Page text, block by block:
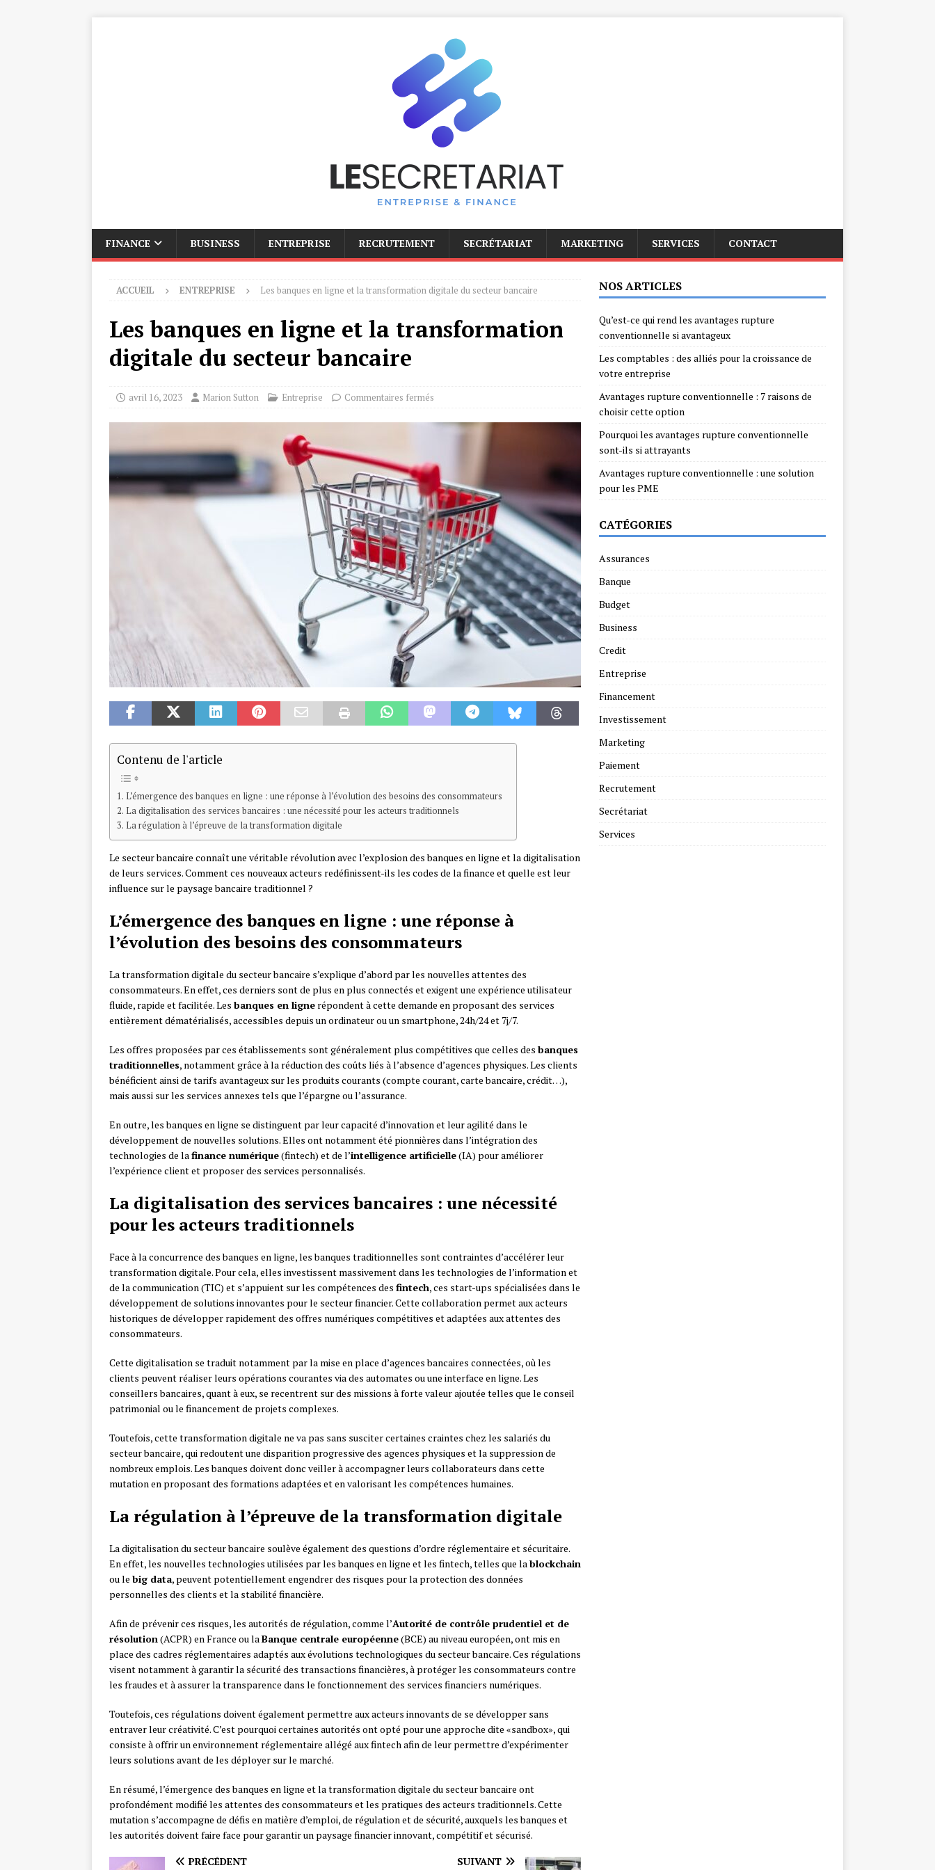
FINANCE BUSINESS ENTREPRISE RECRUTEMENT SECRÉTARIAT MARKETING SERVICES CONTACT
ACCUEIL ENTREPRISE Les banques en ligne et la transformation digitale du secteur bancaire
Les banques en ligne et la transformation
digitale du secteur bancaire
avril 16, 2023 Marion Sutton Entreprise Commentaires fermés
Contenu de l'article
L’émergence des banques en ligne : une réponse à l’évolution des besoins des consommateurs
La digitalisation des services bancaires : une nécessité pour les acteurs traditionnels
La régulation à l’épreuve de la transformation digitale
Le secteur bancaire connaît une véritable révolution avec l’explosion des banques en ligne et la digitalisation
de leurs services. Comment ces nouveaux acteurs redéfinissent-ils les codes de la finance et quelle est leur
influence sur le paysage bancaire traditionnel ?
L’émergence des banques en ligne : une réponse à
l’évolution des besoins des consommateurs
La transformation digitale du secteur bancaire s’explique d’abord par les nouvelles attentes des
consommateurs. En effet, ces derniers sont de plus en plus connectés et exigent une expérience utilisateur
fluide, rapide et facilitée. Les banques en ligne répondent à cette demande en proposant des services
entièrement dématérialisés, accessibles depuis un ordinateur ou un smartphone, 24h/24 et 7j/7.
Les offres proposées par ces établissements sont généralement plus compétitives que celles des banques
traditionnelles, notamment grâce à la réduction des coûts liés à l’absence d’agences physiques. Les clients
bénéficient ainsi de tarifs avantageux sur les produits courants (compte courant, carte bancaire, crédit…),
mais aussi sur les services annexes tels que l’épargne ou l’assurance.
En outre, les banques en ligne se distinguent par leur capacité d’innovation et leur agilité dans le
développement de nouvelles solutions. Elles ont notamment été pionnières dans l’intégration des
technologies de lafinance numérique(fintech) et de l’intelligence artificielle(IA) pour améliorer
l’expérience client et proposer des services personnalisés.
La digitalisation des services bancaires : une nécessité
pour les acteurs traditionnels
Face à la concurrence des banques en ligne, les banques traditionnelles sont contraintes d’accélérer leur
transformation digitale. Pour cela, elles investissent massivement dans les technologies de l’information et
de la communication (TIC) et s’appuient sur les compétences des fintech, ces start-ups spécialisées dans le
développement de solutions innovantes pour le secteur financier. Cette collaboration permet aux acteurs
historiques de développer rapidement des offres numériques compétitives et adaptées aux attentes des
consommateurs.
Cette digitalisation se traduit notamment par la mise en place d’agences bancaires connectées, où les
clients peuvent réaliser leurs opérations courantes via des automates ou une interface en ligne. Les
conseillers bancaires, quant à eux, se recentrent sur des missions à forte valeur ajoutée telles que le conseil
patrimonial ou le financement de projets complexes.
Toutefois, cette transformation digitale ne va pas sans susciter certaines craintes chez les salariés du
secteur bancaire, qui redoutent une disparition progressive des agences physiques et la suppression de
nombreux emplois. Les banques doivent donc veiller à accompagner leurs collaborateurs dans cette
mutation en proposant des formations adaptées et en valorisant les compétences humaines.
La régulation à l’épreuve de la transformation digitale
La digitalisation du secteur bancaire soulève également des questions d’ordre réglementaire et sécuritaire.
En effet, les nouvelles technologies utilisées par les banques en ligne et les fintech, telles que lablockchain
ou le big data, peuvent potentiellement engendrer des risques pour la protection des données
personnelles des clients et la stabilité financière.
Afin de prévenir ces risques, les autorités de régulation, comme l’Autorité de contrôle prudentiel et de
résolution(ACPR) en France ou laBanque centrale européenne(BCE) au niveau européen, ont mis en
place des cadres réglementaires adaptés aux évolutions technologiques du secteur bancaire. Ces régulations
visent notamment à garantir la sécurité des transactions financières, à protéger les consommateurs contre
les fraudes et à assurer la transparence dans le fonctionnement des services financiers numériques.
Toutefois, ces régulations doivent également permettre aux acteurs innovants de se développer sans
entraver leur créativité. C’est pourquoi certaines autorités ont opté pour une approche dite «sandbox», qui
consiste à offrir un environnement réglementaire allégé aux fintech afin de leur permettre d’expérimenter
leurs solutions avant de les déployer sur le marché.
En résumé, l’émergence des banques en ligne et la transformation digitale du secteur bancaire ont
profondément modifié les attentes des consommateurs et les pratiques des acteurs traditionnels. Cette
mutation s’accompagne de défis en matière d’emploi, de régulation et de sécurité, auxquels les banques et
les autorités doivent faire face pour garantir un paysage financier innovant, compétitif et sécurisé.
PRÉCÉDENT
SUIVANT
NOS ARTICLES
Qu’est-ce qui rend les avantages rupture
conventionnelle si avantageux
Les comptables : des alliés pour la croissance de
votre entreprise
Avantages rupture conventionnelle : 7 raisons de
choisir cette option
Pourquoi les avantages rupture conventionnelle
sont-ils si attrayants
Avantages rupture conventionnelle : une solution
pour les PME
CATÉGORIES
Assurances
Banque
Budget
Business
Credit
Entreprise
Financement
Investissement
Marketing
Paiement
Recrutement
Secrétariat
Services